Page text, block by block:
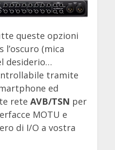
queste opzioni
l’oscuro (mica
desiderio…
tramite
ed
rete AVB/TSN per
MOTU e
di I/O a vostra